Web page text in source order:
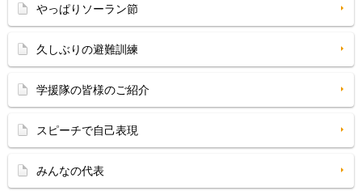
やっぱりソーラン節
久しぶりの避難訓練
学援隊の皆様のご紹介
スピーチで自己表現
みんなの代表